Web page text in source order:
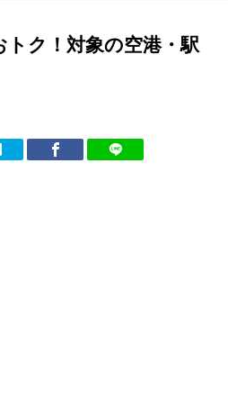
ク！対象の空港・駅